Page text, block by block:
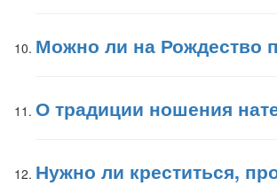
Можно ли на Рождество
О традиции ношения
Нужно ли креститься,